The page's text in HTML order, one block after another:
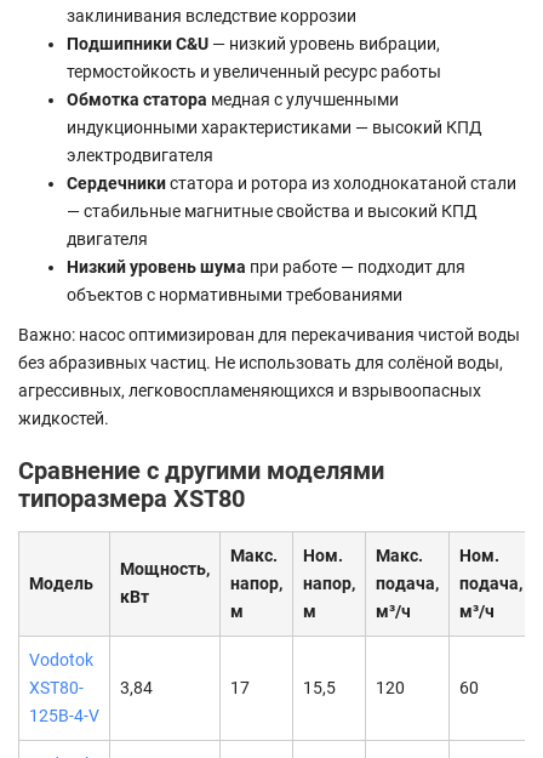
заклинивания вследствие коррозии
Подшипники C&U — низкий уровень вибрации,
термостойкость и увеличенный ресурс работы
Обмотка статора медная с улучшенными
индукционными характеристиками — высокий КПД
электродвигателя
Сердечникистатора и ротора из холоднокатаной стали
— стабильные магнитные свойства и высокий КПД
двигателя
Низкий уровень шума при работе — подходит для
объектов с нормативными требованиями
Важно: насос оптимизирован для перекачивания чистой воды
без абразивных частиц. Не использовать для солёной воды,
агрессивных, легковоспламеняющихся и взрывоопасных
жидкостей.
Сравнение с другими моделями
типоразмера XST80
Модель
Мощность,
кВт
Макс.
напор,
м
Ном.
напор,
м
Макс.
подача,
м³/ч
Ном.
подача,
м³/ч
Vodotok
XST80-
125B-4-V
3,84 17 15,5 120 60